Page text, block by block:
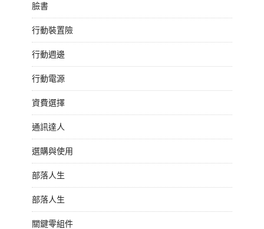
臉書
行動裝置險
行動週邊
行動電源
資費選擇
通訊達人
選購與使用
部落人生
部落人生
關鍵零組件